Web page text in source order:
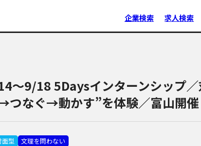
企業検索 求人検索
～9/18 5Daysインターンシップ
つなぐ→動かす”を体験／富山開催
面型 文理を問わない